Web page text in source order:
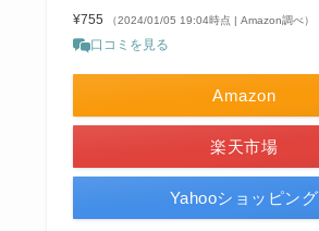
¥755 （2024/01/05 19:04時点 | Amazon調べ）
口コミを見る
Amazon
楽天市場
Yahooショッピング